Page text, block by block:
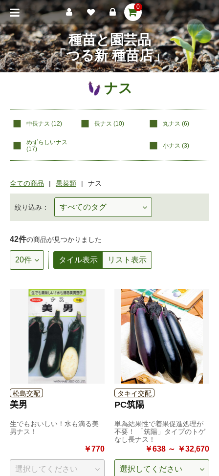
0
種苗と園芸品
「つる新 種苗店」
ナス
中長ナス (12) 長ナス (10) 丸ナス (6)
めずらしいナス
(17) 小ナス (3)
全ての商品 果菜類 ナス
絞り込み：
42件の商品が見つかりました
タイル表示 リスト表示
松島交配
美男
生でもおいしい！水も滴る美
男ナス！
￥770
タキイ交配
PC筑陽
単為結果性で着果促進処理が
不要！ 「筑陽」タイプのトゲ
なし長ナス！
￥638 ～ ￥32,670